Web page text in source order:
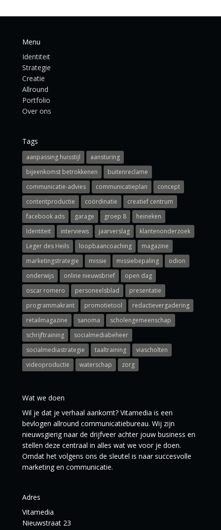
Menu
Identiteit
Strategie
Creatie
Allround
Portfolio
Over ons
Tags
aanpassing huisstijl
aansturing
bijeenkomst betrokkenen
buitenreclame
communicatie-advies
communicatieplan
concept
contentproductie
coördinatie
creatief centrum
facebook ads
garage groep 8
heineken
Identiteit
interviews jaarverslag
klantenonderzoek
Leger des Heils
loopbaancoaching
magazine
marketingstrategie
missie missiebepaling
odion
onderwijs
online nieuwsbrief
open dag
oscar romero
personeelsblad
presentatie
programmakrant
promotietool
redactievergadering
retailmagazine
sanoma
scholengemeenschap
schrijftraining
socialmediabeheer
socialmediastrategie
taaltraining
viascholten
videoproductie
waterschap zorg
Wat we doen
Wil je dat je verhaal aankomt? Vitamedia is een
bevlogen allround communicatiebureau. Wij zijn
nieuwsgierig naar de drijfveer achter jouw business en
stellen deze centraal in alles wat we voor je doen.
Omdat het volgens ons de sleutel is naar succesvolle
marketing en communicatie.
Adres
Vitamedia
Nieuwstraat 23